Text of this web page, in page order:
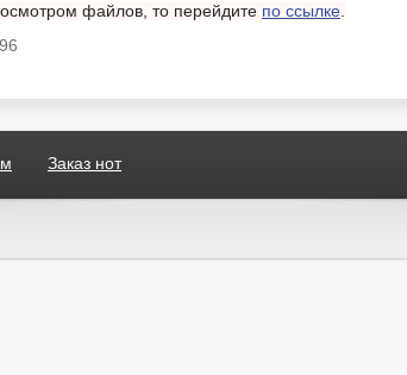
файлов, то перейдите по ссылке.
Заказ нот